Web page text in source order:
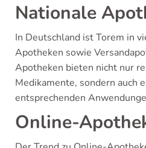
Nationale
In Deutschland ist Torem in
Apotheken sowie
Apotheken bieten nicht nur
Medikamente, sondern auch
entsprechenden
Online-